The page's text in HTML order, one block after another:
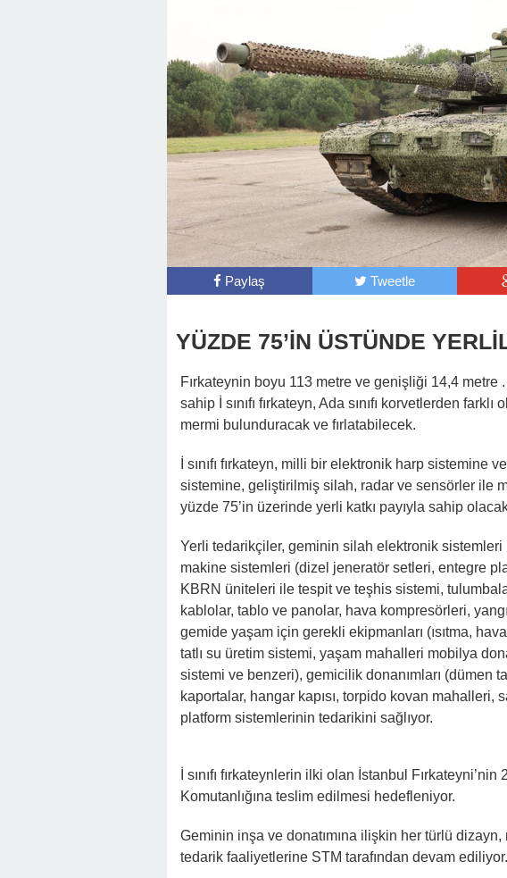
Paylaş Tweetle
YÜZDE 75’İN ÜSTÜNDE
Fırkateynin boyu 113 metre ve genişliği 14,4 metre
sahip İ sınıfı fırkateyn, Ada sınıfı korvetlerden
mermi bulunduracak ve fırlatabilecek.
İ sınıfı fırkateyn, milli bir elektronik harp sistemine
sistemine, geliştirilmiş silah, radar ve sensörler ile
yüzde 75’in üzerinde yerli katkı payıyla sahip
Yerli tedarikçiler, geminin silah elektronik sistemleri
makine sistemleri (dizel jeneratör setleri, entegre
KBRN üniteleri ile tespit ve teşhis sistemi,
kablolar, tablo ve panolar, hava kompresörleri,
gemide yaşam için gerekli ekipmanları (ısıtma,
tatlı su üretim sistemi, yaşam mahalleri mobilya
sistemi ve benzeri), gemicilik donanımları (dümen
kaportalar, hangar kapısı, torpido kovan mahalleri,
platform sistemlerinin tedarikini sağlıyor.
İ sınıfı fırkateynlerin ilki olan İstanbul
Komutanlığına teslim edilmesi hedefleniyor.
Geminin inşa ve donatımına ilişkin her türlü
tedarik faaliyetlerine STM tarafından devam ediliyor.